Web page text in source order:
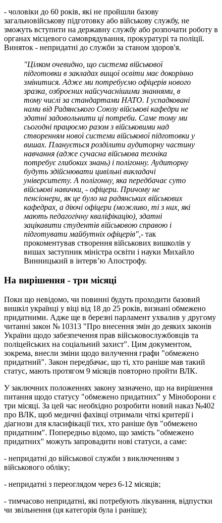
- чоловіки до 60 років, які не пройшли базову
загальновійськову підготовку або військову службу, не
зможуть вступити на державну службу або розпочати роботу в
органах місцевого самоврядування, прокуратурі та поліції.
Виняток - непридатні до служби за станом здоров'я.
"Цілком очевидно, що система військової
підготовки в закладах вищої освіти має докорінно
змінитися. Адже ми потребуємо офіцерів нового
зразка, озброєних найсучаснішими знаннями, в
тому числі за стандартами НАТО. І успадковані
нами від Радянського Союзу військові кафедри не
здатні задовольнити ці потреби. Саме тому ми
сьогодні працюємо разом з військовими над
створенням нової системи військової підготовки у
вишах. Планується розділити аудиторну частину
навчання (адже сучасна військова техніка
потребує глибоких знань) і полігонну. Аудиторну
будуть здійснювати цивільні викладачі
університету. А полігонну, яка передбачає суто
військові навички, - офіцери. Причому не
пенсіонери, як це було на радянських військових
кафедрах, а діючі офіцери (можливо, ті з них, які
мають педагогічну кваліфікацію), здатні
зацікавити студентів військовою справою і
підготувати майбутніх офіцерів",- так
прокоментував створення військових вишколів у
вишах заступник міністра освіти і науки Михайло
Винницький в інтерв’ю Апострофу.
На вирішення - три місяці
Поки що невідомо, чи повинні будуть проходити базовий
вишкіл українці у віці від 18 до 25 років, визнані обмежено
придатними. Адже ще в березні парламент ухвалив у другому
читанні закон № 10313 "Про внесення змін до деяких законів
України щодо забезпечення прав військовослужбовців та
поліцейських на соціальний захист". Цим документом,
зокрема, внесли зміни щодо вилучення графи "обмежено
придатний". Закон передбачає, що ті, хто раніше мав такий
статус, мають протягом 9 місяців повторно пройти ВЛК.
У заключних положеннях закону зазначено, що на вирішення
питання щодо статусу "обмежено придатних" у Міноборони є
три місяці. За цей час необхідно розробити новий наказ №402
про ВЛК, щоб медичні фахівці отримали чіткі критерії і
діагнози для класифікації тих, хто раніше був "обмежено
придатним". Попередньо відомо, що замість "обмежено
придатних" можуть запровадити нові статуси, а саме:
- непридатні до військової служби з виключенням з
військового обліку;
- непридатні з переоглядом через 6-12 місяців;
- тимчасово непридатні, які потребують лікування, відпустки
чи звільнення (ця категорія була і раніше);